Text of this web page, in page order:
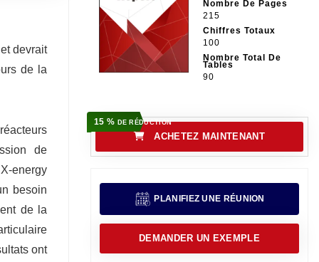
devrait
de la
de
energy
besoin
de la
ont
Nombre De Pages
215
Chiffres Totaux
100
Nombre Total De
Tables
90
15 % DE RÉDUCTION
ACHETEZ MAINTENANT
PLANIFIEZ UNE RÉUNION
DEMANDER UN EXEMPLE